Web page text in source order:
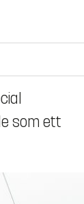
som ett